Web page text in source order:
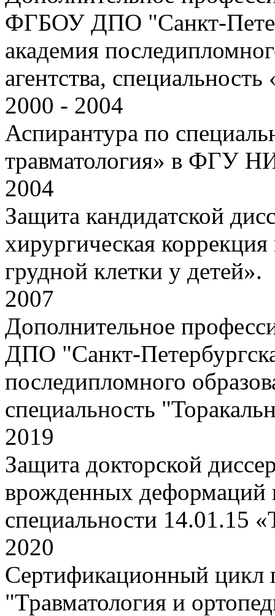
ФГБОУ ДПО "Санкт-
академия
агентства,
2000 - 2004
Аспирантура по
травматология» в ФГУ
2004
Защита кандидатской
хирургическая
грудной клетки у детей».
2007
Дополнительное
ДПО "Санкт-
последипломного
специальность
2019
Защита докторской
врожденных деформаций
специальности 14.01.15
2020
Сертификационный цикл
"Травматология и